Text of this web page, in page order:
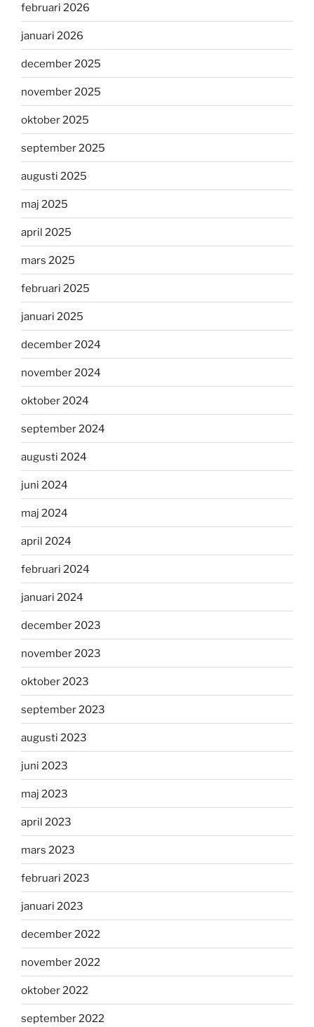
februari 2026
januari 2026
december 2025
november 2025
oktober 2025
september 2025
augusti 2025
maj 2025
april 2025
mars 2025
februari 2025
januari 2025
december 2024
november 2024
oktober 2024
september 2024
augusti 2024
juni 2024
maj 2024
april 2024
februari 2024
januari 2024
december 2023
november 2023
oktober 2023
september 2023
augusti 2023
juni 2023
maj 2023
april 2023
mars 2023
februari 2023
januari 2023
december 2022
november 2022
oktober 2022
september 2022